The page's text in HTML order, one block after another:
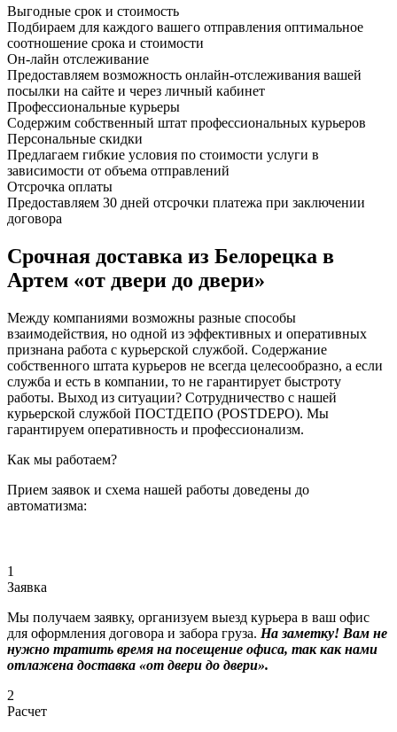
Выгодные срок и стоимость
Подбираем для каждого вашего отправления оптимальное
соотношение срока и стоимости
Он-лайн отслеживание
Предоставляем возможность онлайн-отслеживания вашей
посылки на сайте и через личный кабинет
Профессиональные курьеры
Содержим собственный штат профессиональных курьеров
Персональные скидки
Предлагаем гибкие условия по стоимости услуги в
зависимости от объема отправлений
Отсрочка оплаты
Предоставляем 30 дней отсрочки платежа при заключении
договора
Срочная доставка из Белорецка в
Артем «от двери до двери»
Между компаниями возможны разные способы
взаимодействия, но одной из эффективных и оперативных
признана работа с курьерской службой. Содержание
собственного штата курьеров не всегда целесообразно, а если
служба и есть в компании, то не гарантирует быстроту
работы. Выход из ситуации? Сотрудничество с нашей
курьерской службой ПОСТДЕПО (POSTDEPO). Мы
гарантируем оперативность и профессионализм.
Как мы работаем?
Прием заявок и схема нашей работы доведены до
автоматизма:
1
Заявка
Мы получаем заявку, организуем выезд курьера в ваш офис
для оформления договора и забора груза. На заметку! Вам не
нужно тратить время на посещение офиса, так как нами
отлажена доставка «от двери до двери».
2
Расчет